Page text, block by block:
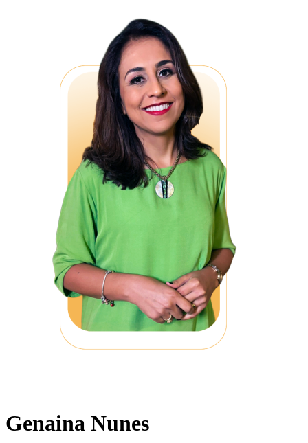
Genaina Nunes